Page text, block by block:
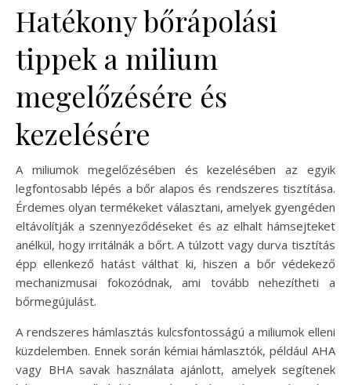
Hatékony bőrápolási
tippek a milium
megelőzésére és
kezelésére
A miliumok megelőzésében és kezelésében az egyik
legfontosabb lépés a bőr alapos és rendszeres tisztítása.
Érdemes olyan termékeket választani, amelyek gyengéden
eltávolítják a szennyeződéseket és az elhalt hámsejteket
anélkül, hogy irritálnák a bőrt. A túlzott vagy durva tisztítás
épp ellenkező hatást válthat ki, hiszen a bőr védekező
mechanizmusai fokozódnak, ami tovább nehezítheti a
bőrmegújulást.
A rendszeres hámlasztás kulcsfontosságú a miliumok elleni
küzdelemben. Ennek során kémiai hámlasztók, például AHA
vagy BHA savak használata ajánlott, amelyek segítenek